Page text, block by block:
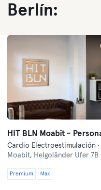
Berlín:
HIT BLN Moabit -
Cardio Electroestimulación
Moabit, Helgoländer Ufer 7B
Premium Max